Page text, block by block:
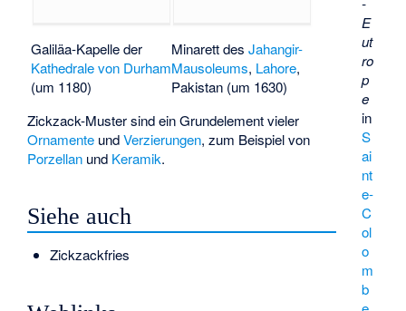
E
ut
ro
p
e
in
S
ai
nt
e-
C
ol
o
m
b
Galiläa-Kapelle der
Kathedrale von Durham
(um 1180)
Minarett desJahangir-
Mausoleums, Lahore,
Pakistan (um 1630)
Zickzack-Muster sind ein Grundelement vieler
Ornamente undVerzierungen, zum Beispiel von
Porzellan und Keramik.
Siehe auch
Zickzackfries